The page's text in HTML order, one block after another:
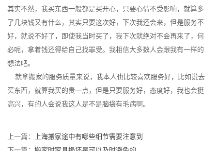
其实不然，我买东西一般都是买开心，只要心情不受影响，就算多
了几块钱又有什么，其实只要这次好，下次我还会来，但是服务不
好，就说不好了，即使我当时买了，我下次就绝对不会再来了，何
必呢，拿着钱还得给自己找罪受。我相信大多数人会跟我有一样的
想法吧。
就拿搬家的服务质量来说，我本人也比较喜欢服务好，比如说去
买东西，就算我买的贵一点，但是只要服务好，态度好，我也会挺
高兴，有的人会说我这人是不是脑袋有毛病啊。
上一篇：
上海搬家途中有哪些细节需要注意到